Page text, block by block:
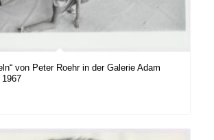
von Peter Roehr in der Galerie Adam